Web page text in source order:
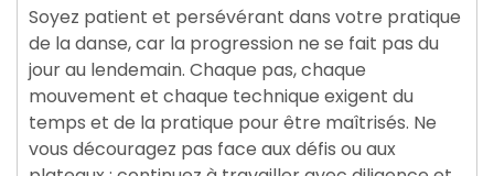
Soyez patient et persévérant dans votre pratique
de la danse, car la progression ne se fait pas du
jour au lendemain. Chaque pas, chaque
mouvement et chaque technique exigent du
temps et de la pratique pour être maîtrisés. Ne
vous découragez pas face aux défis ou aux